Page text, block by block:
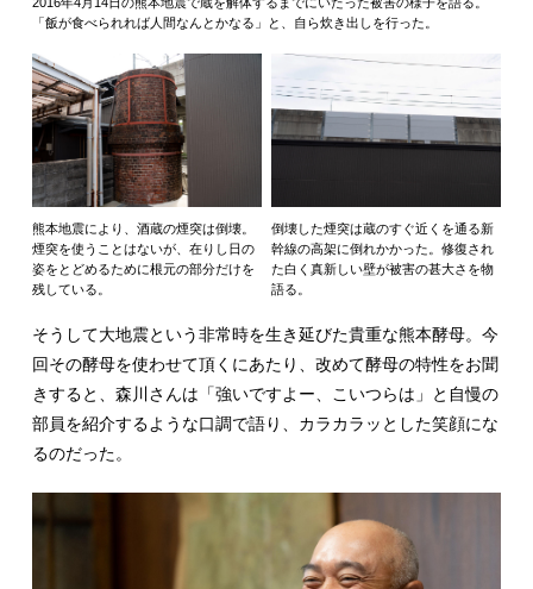
「飯が食べられれば人間なんとかなる」と、自ら炊き出しを行った。
熊本地震により、酒蔵の煙突は倒壊。
煙突を使うことはないが、在りし日の
姿をとどめるために根元の部分だけを
残している。
倒壊した煙突は蔵のすぐ近くを通る新
幹線の高架に倒れかかった。修復され
た白く真新しい壁が被害の甚大さを物
語る。
そうして大地震という非常時を生き延びた貴重な熊本酵母。今
回その酵母を使わせて頂くにあたり、改めて酵母の特性をお聞
きすると、森川さんは「強いですよー、こいつらは」と自慢の
部員を紹介するような口調で語り、カラカラッとした笑顔にな
るのだった。